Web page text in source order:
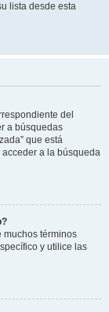
lista desde esta
del
a búsquedas
que está
a la búsqueda
muchos términos
y utilice las